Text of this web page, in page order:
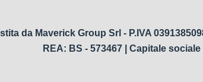
da Maverick Group Srl - P.IVA
REA: BS - 573467 | Capitale sociale